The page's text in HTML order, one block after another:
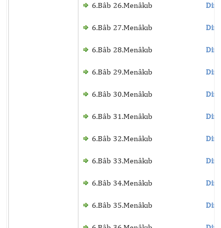
6.Bâb 26.Menâkıb
6.Bâb 27.Menâkıb
6.Bâb 28.Menâkıb
6.Bâb 29.Menâkıb
6.Bâb 30.Menâkıb
6.Bâb 31.Menâkıb
6.Bâb 32.Menâkıb
6.Bâb 33.Menâkıb
6.Bâb 34.Menâkıb
6.Bâb 35.Menâkıb